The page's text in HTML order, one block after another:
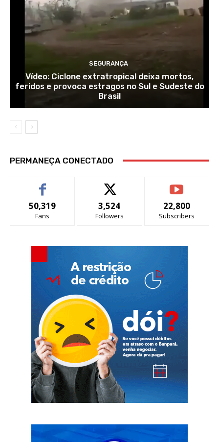
SEGURANÇA
Vídeo: Ciclone extratropical deixa mortos,
feridos e provoca estragos no Sul e Sudeste do
Brasil
PERMANEÇA CONECTADO
50,319
Fans
3,524
Followers
22,800
Subscribers